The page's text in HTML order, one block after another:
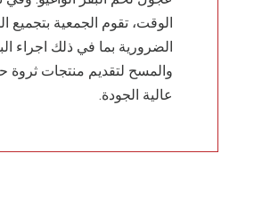
الوقت، تقوم الجمعية بتجميع
الضرورية بما في ذلك اجراء
والمسح لتقديم منتجات ثروة
عالية الجودة.